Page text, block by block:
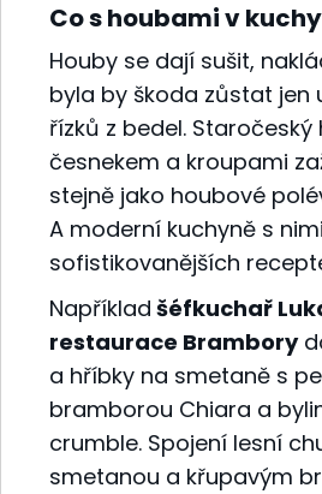
Co s houbami v
Houby se dají sušit,
byla by škoda zůstat jen
řízků z bedel.
česnekem a kroupami
stejně jako houbové
A moderní kuchyně s
sofistikovanějších
Například šéfkuchař
restaurace Brambory
a hříbky na smetaně s
bramborou Chiara a
crumble. Spojení lesní
smetanou a křupavým